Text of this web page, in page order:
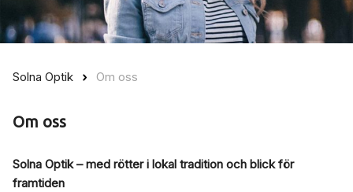
Solna Optik Om oss
Om oss
Solna Optik – med rötter i lokal tradition och blick för
framtiden